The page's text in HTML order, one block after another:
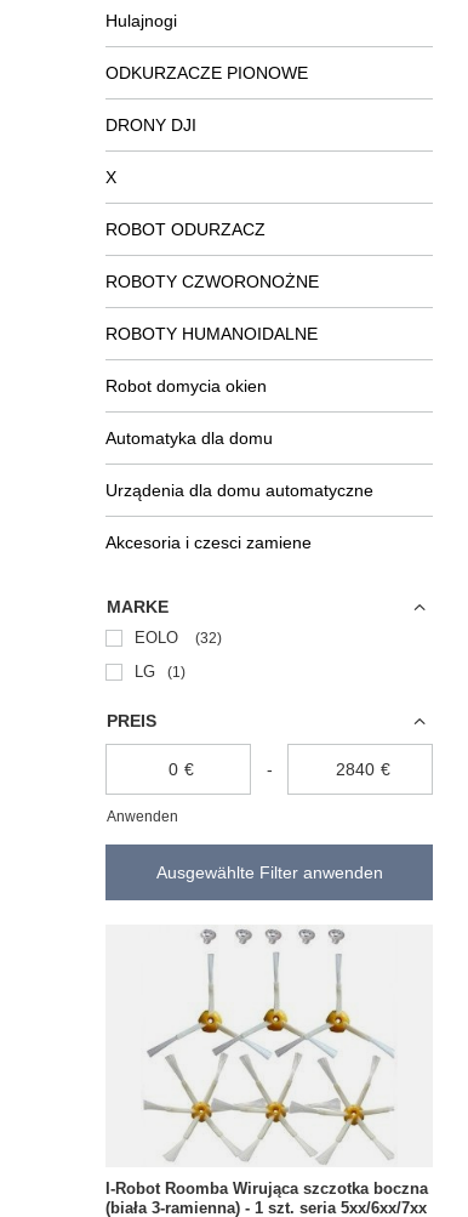
Hulajnogi
ODKURZACZE PIONOWE
DRONY DJI
X
ROBOT ODURZACZ
ROBOTY CZWORONOŻNE
ROBOTY HUMANOIDALNE
Robot domycia okien
Automatyka dla domu
Urządenia dla domu automatyczne
Akcesoria i czesci zamiene
MARKE
EOLO 32
LG 1
PREIS
€ - €
Anwenden
Ausgewählte Filter anwenden
I-Robot Roomba Wirująca szczotka boczna
(biała 3-ramienna) - 1 szt. seria 5xx/6xx/7xx